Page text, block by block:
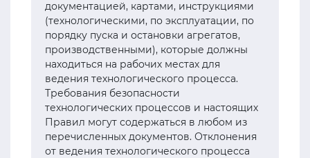
документацией, картами, инструкциями
(технологическими, по эксплуатации, по
порядку пуска и остановки агрегатов,
производственными), которые должны
находиться на рабочих местах для
ведения технологического процесса.
Требования безопасности
технологических процессов и настоящих
Правил могут содержаться в любом из
перечисленных документов. Отклонения
от ведения технологического процесса